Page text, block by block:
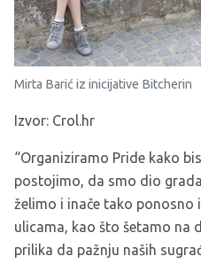
Mirta Barić iz inicijative Bitcherin
Izvor: Crol.hr
“Organiziramo Pride kako
postojimo, da smo dio
želimo i inače tako
ulicama, kao što šetamo na
prilika da pažnju naših